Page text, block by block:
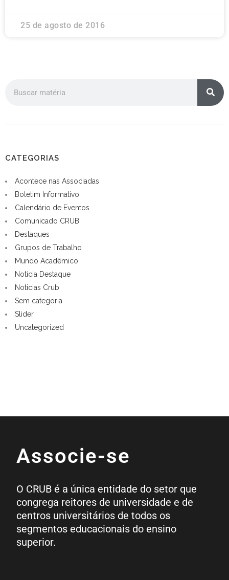
25 de agosto de 2016
CATEGORIAS
Acontece nas Associadas
Boletim Informativo
Calendário de Eventos
Comunicado CRUB
Destaques
Grupos de Trabalho
Mundo Acadêmico
Notícia Destaque
Noticias Crub
Sem categoria
Slider
Uncategorized
Associe-se
O CRUB é a única entidade do setor que
congrega reitores de universidade e de
centros universitários de todos os
segmentos educacionais do ensino
superior.